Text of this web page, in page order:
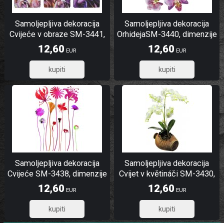
Samoljepljiva dekoracija
Cvijeće v obraze SM-3441,
dimenzije 42,5 x 65 cm
12,60 EUR
10,08
Samoljepljiva dekoracija
OrhidejaSM-3440, dimenzije
42,5 x 65 cm
12,60 EUR
10,08
Samoljepljiva dekoracija
Cvijeće SM-3438, dimenzije
42,5 x 65 cm
12,60 EUR
10,08
Samoljepljiva dekoracija
Cvijet v květináči SM-3430,
dimenzije 42,5 x 65 cm
12,60 EUR
10,08